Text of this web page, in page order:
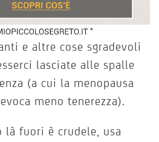
e altre cose sgradevoli
lasciate alle spalle
(a cui la menopausa
meno tenerezza).
là fuori è crudele, usa